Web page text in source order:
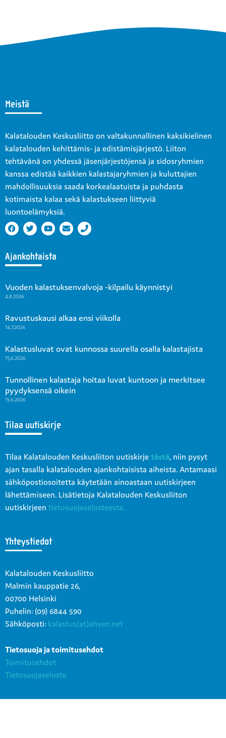
Meistä
Kalatalouden Keskusliitto on valtakunnallinen kaksikielinen
kalatalouden kehittämis- ja edistämisjärjestö. Liiton
tehtävänä on yhdessä jäsenjärjestöjensä ja sidosryhmien
kanssa edistää kaikkien kalastajaryhmien ja kuluttajien
mahdollisuuksia saada korkealaatuista ja puhdasta
kotimaista kalaa sekä kalastukseen liittyviä
luontoelämyksiä.
Ajankohtaista
Vuoden kalastuksenvalvoja -kilpailu käynnistyi
4.8.2026
Ravustuskausi alkaa ensi viikolla
14.7.2026
Kalastusluvat ovat kunnossa suurella osalla kalastajista
15.6.2026
Tunnollinen kalastaja hoitaa luvat kuntoon ja merkitsee
pyydyksensä oikein
15.6.2026
Tilaa uutiskirje
Tilaa Kalatalouden Keskusliiton uutiskirje tästä, niin pysyt
ajan tasalla kalatalouden ajankohtaisista aiheista. Antamaasi
sähköpostiosoitetta käytetään ainoastaan uutiskirjeen
lähettämiseen. Lisätietoja Kalatalouden Keskusliiton
uutiskirjeen tietosuojaselosteesta.
Yhteystiedot
Kalatalouden Keskusliitto
Malmin kauppatie 26,
00700 Helsinki
Puhelin: (09) 6844 590
Sähköposti: kalastus(at)ahven.net
Tietosuoja ja toimitusehdot
Toimitusehdot
Tietosuojaseloste